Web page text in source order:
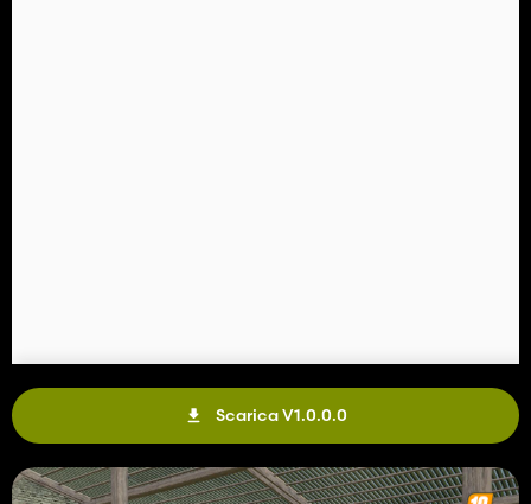
Scarica V1.0.0.0